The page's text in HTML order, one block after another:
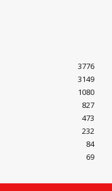
3776
3149
1080
827
473
232
84
69